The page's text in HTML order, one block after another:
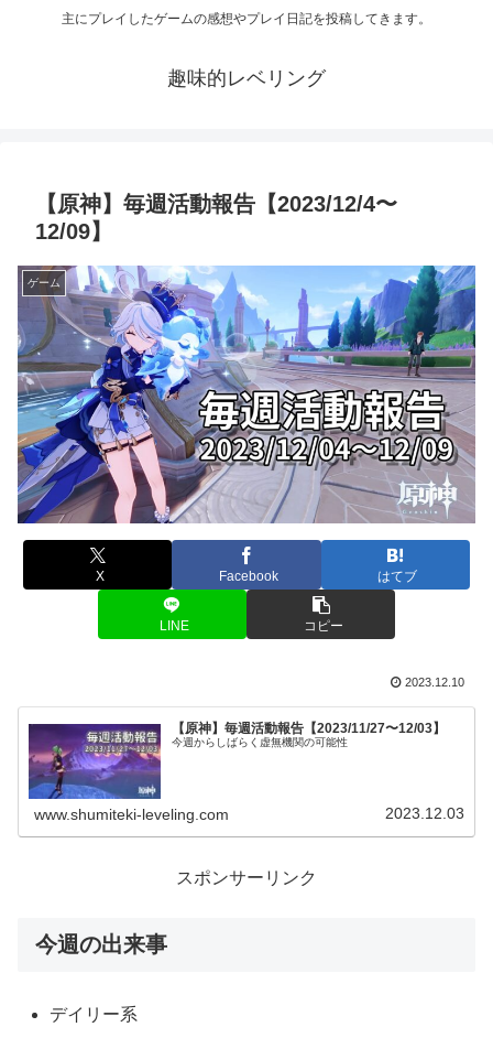
主にプレイしたゲームの感想やプレイ日記を投稿してきます。
趣味的レベリング
【原神】毎週活動報告【2023/12/4〜
12/09】
ゲーム
X Facebook はてブ
LINE コピー
2023.12.10
【原神】毎週活動報告【2023/11/27〜12/03】
今週からしばらく虚無機関の可能性
www.shumiteki-leveling.com 2023.12.03
スポンサーリンク
今週の出来事
デイリー系